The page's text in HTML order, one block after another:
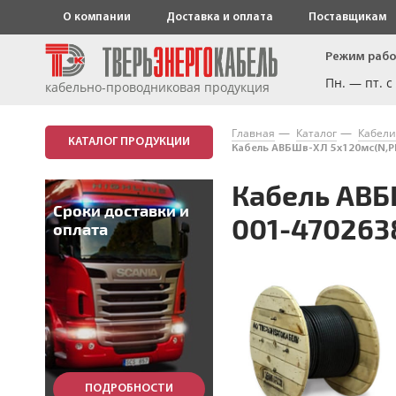
О компании Доставка и оплата Поставщикам
кабельно-проводниковая продукция
Режим
Пн. — пт. с
КАТАЛОГ ПРОДУКЦИИ
Кабели силовые с
пластмассовой изоляцией
на напряжение до 3 КВ
Кабели силовые с
изоляцией из сшитого
полиэтилена,
герметизированные на
напряжение 1 КВ
Кабели силовые с
пластмассовой изоляцией
пониженной горючести на
напряжение до 3 КВ
Сроки доставки и
оплата
ПОДРОБНОСТИ
Главная Каталог
Кабель АВБШв-ХЛ
Кабель
001-